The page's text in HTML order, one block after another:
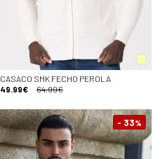
CASACO SMK FECHO PEROLA
49.99€
64.99€
- 33%